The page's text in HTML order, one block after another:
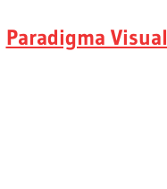
Paradigma Visual